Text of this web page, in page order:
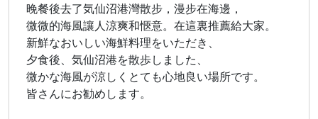
晚餐後去了気仙沼港灣散步，漫步在海邊，
微微的海風讓人涼爽和愜意。在這裏推薦給大家。
新鮮なおいしい海鮮料理をいただき、
夕食後、気仙沼港を散歩しました、
微かな海風が涼しくとても心地良い場所です。
皆さんにお勧めします。